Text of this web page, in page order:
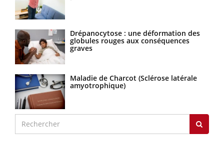
Drépanocytose : une déformation des
globules rouges aux conséquences
graves
Maladie de Charcot (Sclérose latérale
amyotrophique)